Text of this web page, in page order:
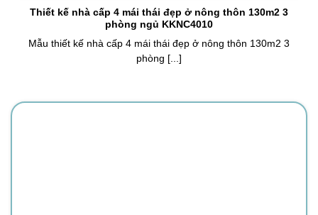
Thiết kế nhà cấp 4 mái thái đẹp ở nông thôn 130m2 3
phòng ngủ KKNC4010
Mẫu thiết kế nhà cấp 4 mái thái đẹp ở nông thôn 130m2 3
phòng [...]